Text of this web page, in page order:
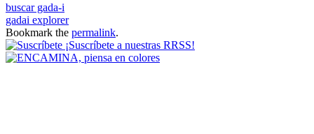
buscar gada-i
gadai explorer
Bookmark the permalink.
¡Suscríbete a nuestras RRSS!